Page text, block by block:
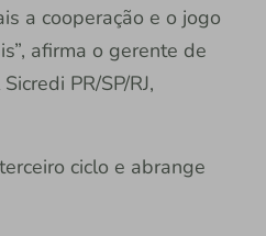
a cooperação e o jogo
afirma o gerente de
PR/SP/RJ,
ciclo e abrange